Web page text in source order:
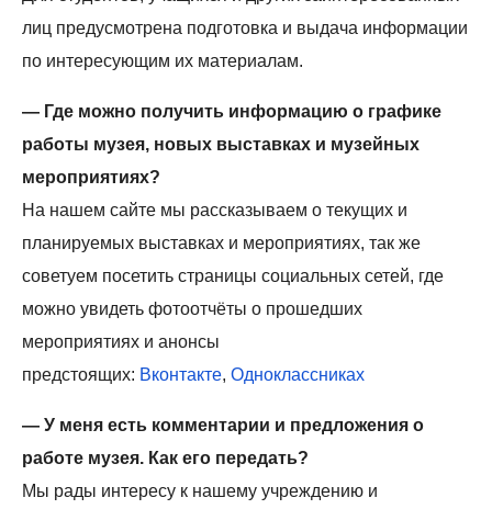
лиц предусмотрена подготовка и выдача информации
по интересующим их материалам.
— Где можно получить информацию о графике
работы музея, новых выставках и музейных
мероприятиях?
На нашем сайте мы рассказываем о текущих и
планируемых выставках и мероприятиях, так же
советуем посетить страницы социальных сетей, где
можно увидеть фотоотчёты о прошедших
мероприятиях и анонсы
предстоящих: Вконтакте, Одноклассниках
— У меня есть комментарии и предложения о
работе музея. Как его передать?
Мы рады интересу к нашему учреждению и